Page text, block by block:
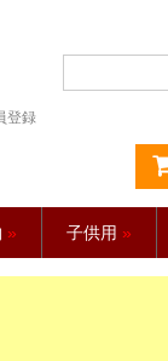
登録
» 子供用 »